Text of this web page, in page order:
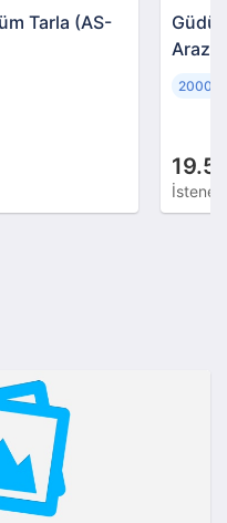
Tarla (AS-
Arazi